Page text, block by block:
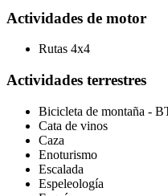
Actividades de motor
Rutas 4x4
Actividades terrestres
Bicicleta de montaña -
Cata de vinos
Caza
Enoturismo
Escalada
Espeleología